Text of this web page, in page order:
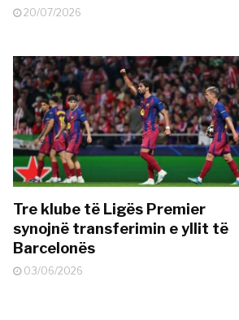
20/07/2026
Tre klube të Ligës Premier
synojnë transferimin e yllit të
Barcelonës
03/06/2026